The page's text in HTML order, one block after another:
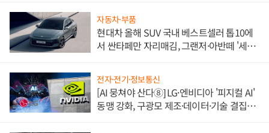
자동차·부품
현대차 올해 SUV 국내 베스트셀러 톱10에
서 싼타페만 자리매김, 그랜저·아반떼 '세단
전자·전기·정보통신
[AI 뭉쳐야 산다⑧] LG·엔비디아 '피지컬 AI'
동맹 강화, 구광모 제조·데이터·기술 결집